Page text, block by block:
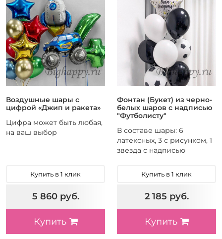
Воздушные шары с
цифрой «Джип и ракета»
Цифра может быть любая,
на ваш выбор
Купить в 1 клик
5 860 руб.
Купить
Фонтан (Букет) из черно-
белых шаров с надписью
"Футболисту"
В составе шары: 6
латексных, 3 с рисунком, 1
звезда с надписью
Купить в 1 клик
2 185 руб.
Купить